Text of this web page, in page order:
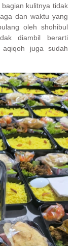
kulitnya tidak
dan waktu yang
oleh shohibul
diambil berarti
juga sudah